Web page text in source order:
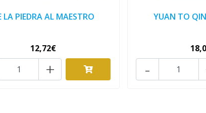
LA PIEDRA AL MAESTRO
12,72€
+
YUAN TO
-